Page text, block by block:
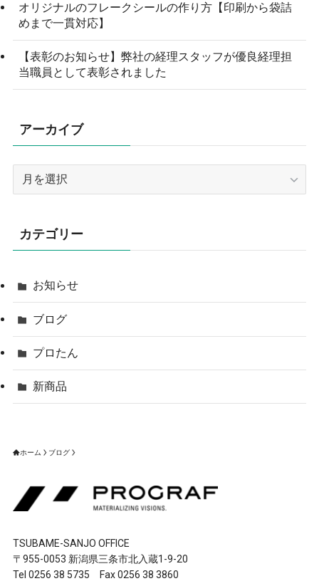
オリジナルのフレークシールの作り方【印刷から袋詰
めまで一貫対応】
【表彰のお知らせ】弊社の経理スタッフが優良経理担
当職員として表彰されました
アーカイブ
ー
ブ
カテゴリー
お知らせ
ブログ
プロたん
新商品
ホーム ブログ
TSUBAME-SANJO OFFICE
〒955-0053 新潟県三条市北入蔵1-9-20
Tel 0256 38 5735 Fax 0256 38 3860